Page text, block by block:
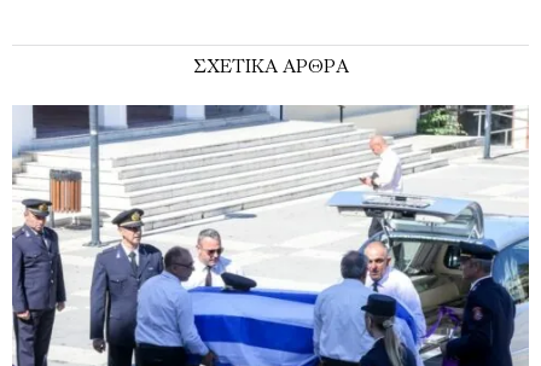
ΣΧΕΤΙΚΑ ΑΡΘΡΑ